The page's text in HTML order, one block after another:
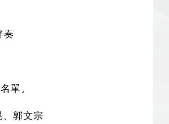
奏
單。
郭文宗